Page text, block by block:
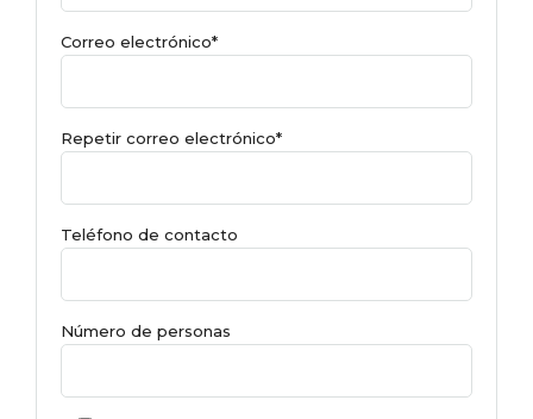
Correo electrónico*
Repetir correo electrónico*
Teléfono de contacto
Número de personas